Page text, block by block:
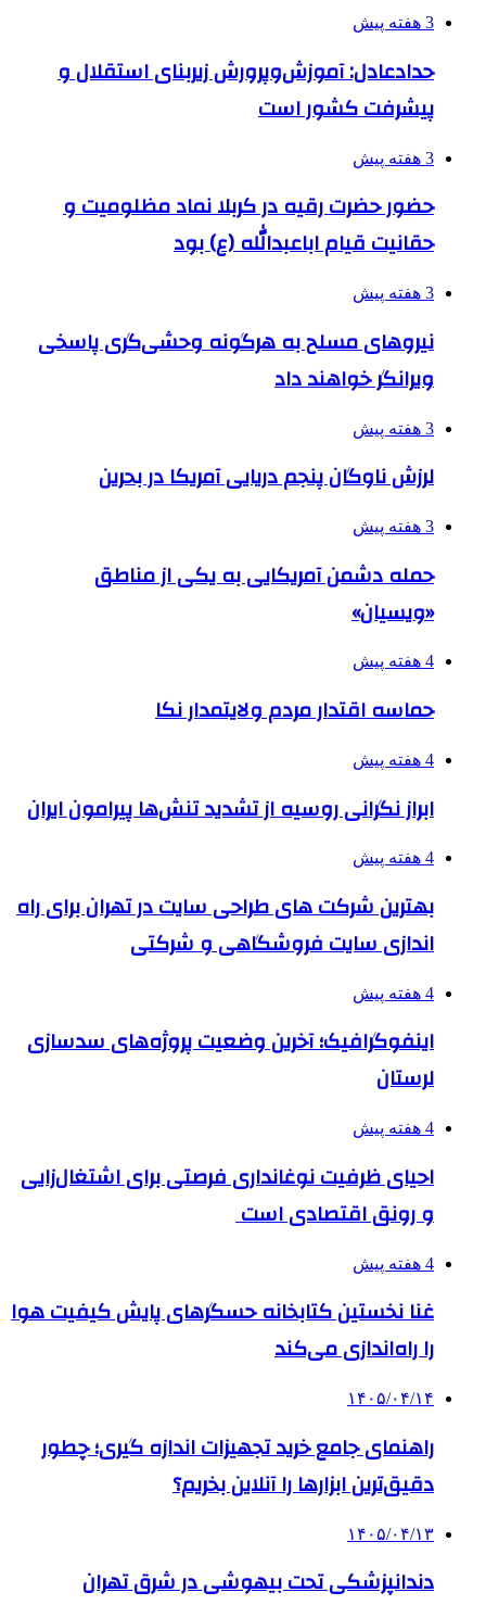
3 هفته پیش
حدادعادل: آموزش‌وپرورش زیربنای استقلال و
پیشرفت کشور است
3 هفته پیش
حضور حضرت رقیه در کربلا نماد مظلومیت و
حقانیت قیام اباعبدالله (ع) بود
3 هفته پیش
نیروهای مسلح به هرگونه وحشی‌گری پاسخی
ویرانگر خواهند داد
3 هفته پیش
لرزش ناوگان پنجم دریایی آمریکا در بحرین
3 هفته پیش
حمله دشمن آمریکایی به یکی از مناطق
«ویسیان»
4 هفته پیش
حماسه اقتدار مردم ولایتمدار نکا
4 هفته پیش
ابراز نگرانی روسیه از تشدید تنش‌ها پیرامون ایران
4 هفته پیش
بهترین شرکت های طراحی سایت در تهران برای راه
اندازی سایت فروشگاهی و شرکتی
4 هفته پیش
اینفوگرافیک؛ آخرین وضعیت پروژه‌های سدسازی
لرستان
4 هفته پیش
احیای ظرفیت نوغانداری فرصتی برای اشتغال‌زایی
و رونق اقتصادی است
4 هفته پیش
غنا نخستین کتابخانه حسگرهای پایش کیفیت هوا
را راه‌اندازی می‌کند
۱۴۰۵/۰۴/۱۴
راهنمای جامع خرید تجهیزات اندازه گیری؛ چطور
دقیق‌ترین ابزارها را آنلاین بخریم؟
۱۴۰۵/۰۴/۱۳
دندانپزشکی تحت بیهوشی در شرق تهران